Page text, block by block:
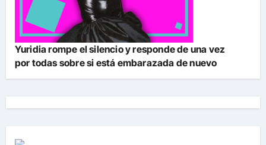
Yuridia rompe el silencio y responde de una vez
por todas sobre si está embarazada de nuevo